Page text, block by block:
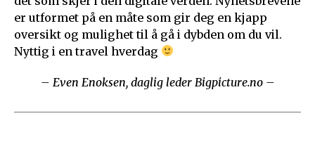
er utformet på en måte som gir deg en kjapp
oversikt og mulighet til å gå i dybden om du vil.
Nyttig i en travel hverdag
– Even Enoksen, daglig leder Bigpicture.no –